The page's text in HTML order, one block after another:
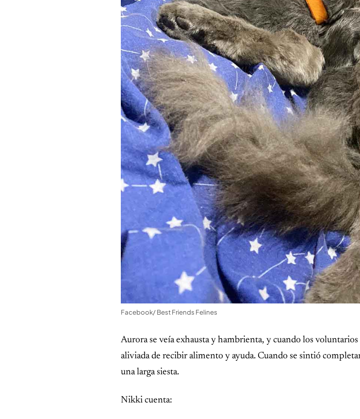
Facebook/ Best Friends Felines
Aurora se veía exhausta y hambrienta, y cuando los voluntarios
aliviada de recibir alimento y ayuda. Cuando se sintió
una larga siesta.
Nikki cuenta: